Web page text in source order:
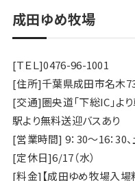
成田ゆめ牧場
[ＴＥＬ]0476-96-1001
[住所]千葉県成田市名木
[交通]圏央道「下総IC」
駅より無料送迎バスあり
[営業時間] 9：30～16：30、
[定休日]6/17（水）
[料金]【成田ゆめ牧場入場